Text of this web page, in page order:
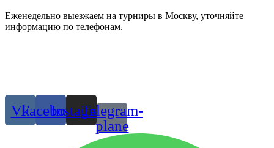
Еженедельно выезжаем на турниры в Москву, уточняйте
информацию по телефонам.
VkFacebookInstagramTelegram-
plane